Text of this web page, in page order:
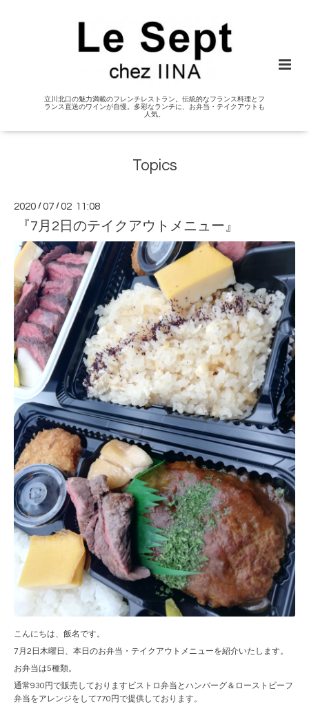
立川北口の魅力満載のフレンチレストラン。伝統的なフランス料理とフ
ランス直送のワインが自慢。多彩なランチに、お弁当・テイクアウトも
人気。
Topics
2020 /07 /02 11:08
『7月2日のテイクアウトメニュー』
こんにちは、飯名です。
7月2日木曜日、本日のお弁当・テイクアウトメニューを紹介いたします。
お弁当は5種類。
通常930円で販売しておりますビストロ弁当とハンバーグ＆ローストビーフ
弁当をアレンジをして770円で提供しております。